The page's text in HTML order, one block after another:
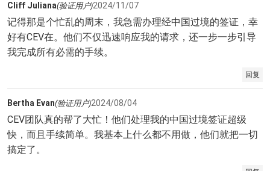
Cliff Juliana(验证用户)2024/11/07
记得那是个忙乱的周末，我急需办理经中国过境的签证，幸
好有CEV在。他们不仅迅速响应我的请求，还一步一步引导
我完成所有必需的手续。
回复
Bertha Evan(验证用户)2024/08/04
CEV团队真的帮了大忙！他们处理我的中国过境签证超级
快，而且手续简单。我基本上什么都不用做，他们就把一切
搞定了。